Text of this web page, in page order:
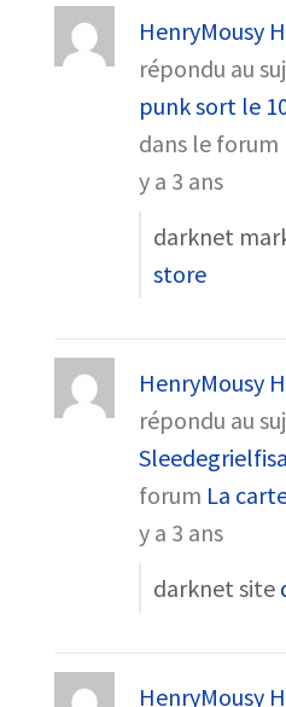
HenryMousy
répondu au
punk sort le
dans le forum
y a 3 ans
darknet
store
HenryMousy
répondu au
forum La
y a 3 ans
darknet site
HenryMousy